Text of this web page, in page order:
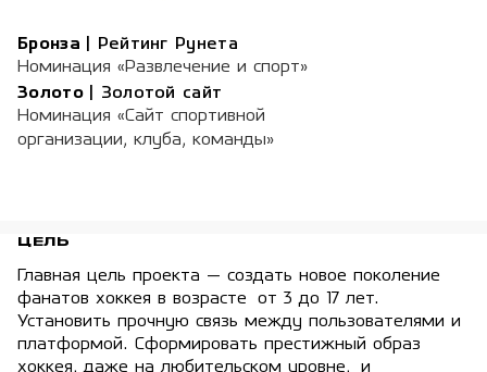
Бронза
Рейтинг Рунета
Номинация «Развлечение и спорт»
Золото
Золотой сайт
Номинация «Сайт спортивной
организации, клуба, команды»
ЦЕЛЬ
Главная цель проекта — создать новое поколение
фанатов хоккея в возрасте от 3 до 17 лет.
Установить прочную связь между пользователями и
платформой. Сформировать престижный образ
хоккея, даже на любительском уровне, и